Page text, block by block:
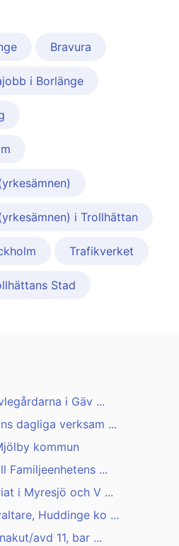
Bravura
i Borlänge
i Trollhättan
Trafikverket
Stad
i Gäv ...
dagliga verksam ...
kommun
Familjeenhetens ...
i Myresjö och V ...
Huddinge ko ...
avd 11, bar ...